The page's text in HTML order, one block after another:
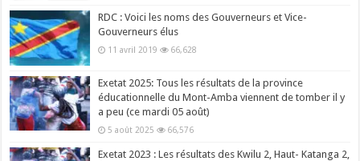
RDC : Voici les noms des Gouverneurs et Vice-
Gouverneurs élus
11 avril 2019 66,628
Exetat 2025: Tous les résultats de la province
éducationnelle du Mont-Amba viennent de tomber il y
a peu (ce mardi 05 août)
5 août 2025 66,576
Exetat 2023 : Les résultats des Kwilu 2, Haut- Katanga 2,